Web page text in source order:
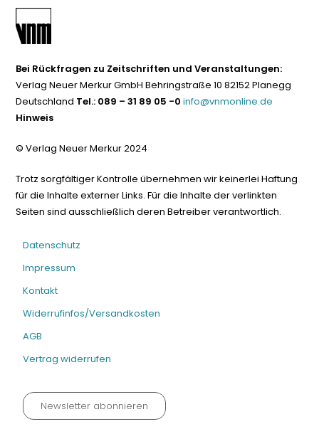
Bei Rückfragen zu Zeitschriften und Veranstaltungen:
Verlag Neuer Merkur GmbH Behringstraße 10 82152 Planegg
Deutschland Tel.: 089 – 31 89 05 -0 info@vnmonline.de
Hinweis
© Verlag Neuer Merkur 2024
Trotz sorgfältiger Kontrolle übernehmen wir keinerlei Haftung
für die Inhalte externer Links. Für die Inhalte der verlinkten
Seiten sind ausschließlich deren Betreiber verantwortlich.
Datenschutz
Impressum
Kontakt
Widerrufinfos/Versandkosten
AGB
Vertrag widerrufen
Newsletter abonnieren